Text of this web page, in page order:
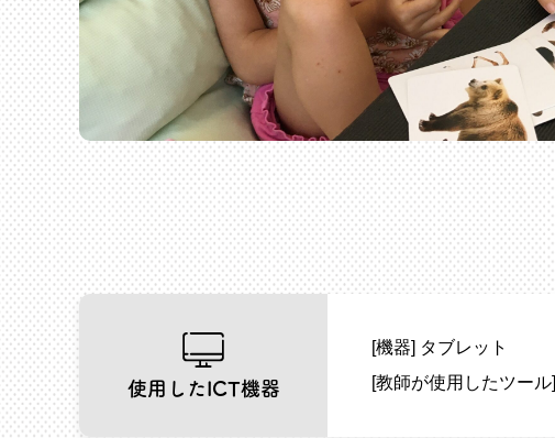
使用したICT機器
[機器] タブレット
[教師が使用したツール]